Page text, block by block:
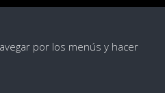
por los menús y hacer